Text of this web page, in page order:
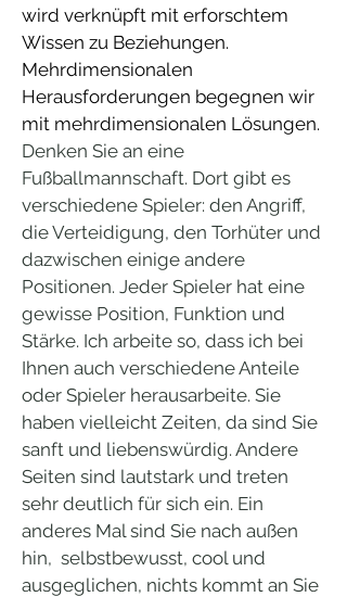
wird verknüpft mit erforschtem
Wissen zu Beziehungen.
​Mehrdimensionalen
Herausforderungen begegnen wir
mit mehrdimensionalen Lösungen.
Denken Sie an eine
Fußballmannschaft. Dort gibt es
verschiedene Spieler: den Angriff,
die Verteidigung, den Torhüter und
dazwischen einige andere
Positionen. Jeder Spieler hat eine
gewisse Position, Funktion und
Stärke. Ich arbeite so, dass ich bei
Ihnen auch verschiedene Anteile
oder Spieler herausarbeite. Sie
haben vielleicht Zeiten, da sind Sie
sanft und liebenswürdig. Andere
Seiten sind lautstark und treten
sehr deutlich für sich ein. Ein
anderes Mal sind Sie nach außen
hin, selbstbewusst, cool und
ausgeglichen, nichts kommt an Sie